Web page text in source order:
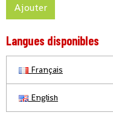
Ajouter
Langues disponibles
Français
English